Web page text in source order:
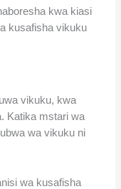
kwa kiasi
kusafisha vikuku
vikuku, kwa
Katika mstari wa
wa vikuku ni
wa kusafisha